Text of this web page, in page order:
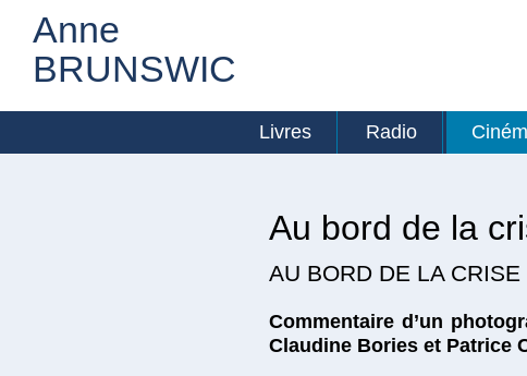
Anne
BRUNSWIC
Livres Radio
Au bord de la
AU BORD DE LA
Commentaire d’un
Claudine Bories et Patrice